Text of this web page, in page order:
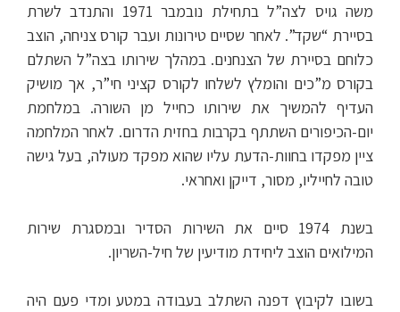
משה גויס לצה”ל בתחילת נובמבר 1971 והתנדב לשרת
בסיירת “שקד”. לאחר שסיים טירונות ועבר קורס צניחה, הוצב
כלוחם בסיירת של הצנחנים. במהלך שירותו בצה”ל השתלם
בקורס מ”כים והומלץ לשלחו לקורס קציני חי”ר, אך מושיק
העדיף להמשיך את שירותו כחייל מן השורה. במלחמת
יום-הכיפורים השתתף בקרבות בחזית הדרום. לאחר המלחמה
ציין מפקדו בחוות-הדעת עליו שהוא מפקד מעולה, בעל גישה
טובה לחייליו, מסור, דייקן ואחראי.
בשנת 1974 סיים את השירות הסדיר ובמסגרת שירות
המילואים הוצב ליחידת מודיעין של חיל-השריון.
בשובו לקיבוץ דפנה השתלב בעבודה במטע ומדי פעם היה